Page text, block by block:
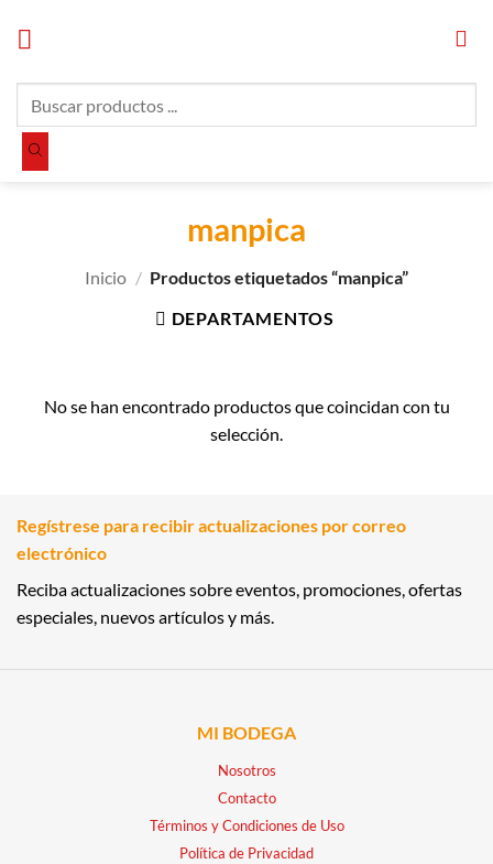
productos
manpica
Inicio / Productos etiquetados “manpica”
DEPARTAMENTOS
No se han encontrado productos que coincidan con tu
selección.
Regístrese para recibir actualizaciones por correo
electrónico
Reciba actualizaciones sobre eventos, promociones, ofertas
especiales, nuevos artículos y más.
MI BODEGA
Nosotros
Contacto
Términos y Condiciones de Uso
Política de Privacidad